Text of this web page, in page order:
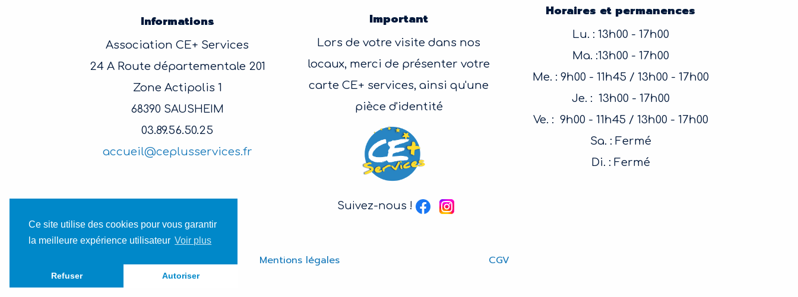
Ce site utilise des cookies pour vous garantir
la meilleure expérience utilisateur Voir plus
Refuser Autoriser
Informations
Association CE+ Services
24 A Route départementale 201
Zone Actipolis 1
68390 SAUSHEIM
03.89.56.50.25
accueil@ceplusservices.fr
Important
Lors de votre visite dans nos
locaux, merci de présenter votre
carte CE+ services, ainsi qu'une
pièce d'identité
Horaires et permanences
Lu. : 13h00 - 17h00
Ma. :13h00 - 17h00
Me. : 9h00 - 11h45 / 13h00 - 17h00
Je. : 13h00 - 17h00
Ve. : 9h00 - 11h45 / 13h00 - 17h00
Sa. : Fermé
Di. : Fermé
Suivez-nous !
Mentions légales CGV